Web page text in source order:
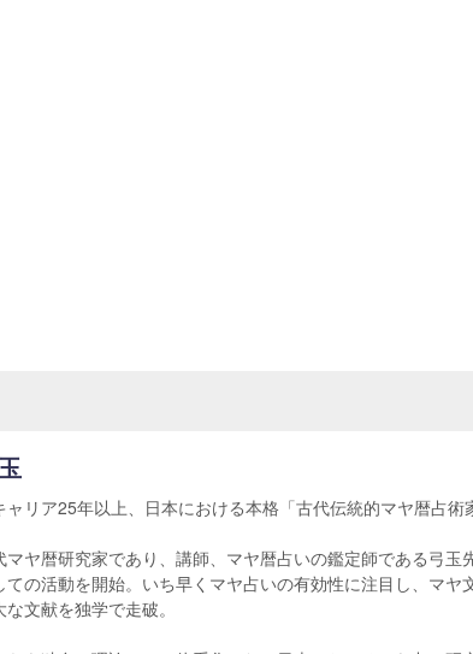
ャリア25年以上、日本における本格「古代伝統的マヤ暦占術
マヤ暦研究家であり、講師、マヤ暦占いの鑑定師である弓玉
ての活動を開始。いち早くマヤ占いの有効性に注目し、マヤ
な文献を独学で走破。